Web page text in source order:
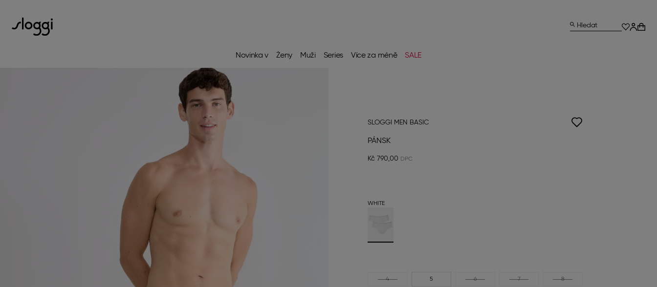
Novinka v Ženy Muži Series Více za méně SALE
Hledat
SLOGGI MEN BASIC
PÁNSK
Kč 790,00
WHITE
4 5 6 7 8